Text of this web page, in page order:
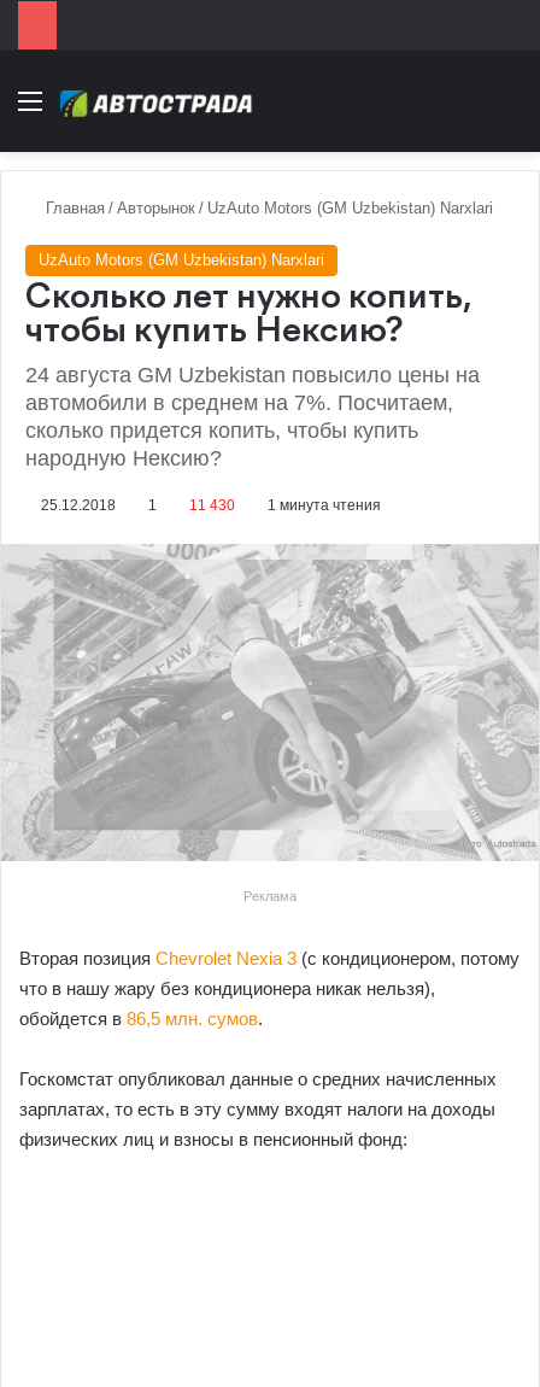
Menu
Главная / Авторынок / UzAuto Motors (GM Uzbekistan) Narxlari
UzAuto Motors (GM Uzbekistan) Narxlari
Сколько лет нужно копить,
чтобы купить Нексию?
24 августа GM Uzbekistan повысило цены на
автомобили в среднем на 7%. Посчитаем,
сколько придется копить, чтобы купить
народную Нексию?
25.12.2018 1 11 430 1 минута чтения
Реклама
Вторая позиция Chevrolet Nexia 3 (с кондиционером, потому
что в нашу жару без кондиционера никак нельзя),
обойдется в 86,5 млн. сумов.
Госкомстат опубликовал данные о средних начисленных
зарплатах, то есть в эту сумму входят налоги на доходы
физических лиц и взносы в пенсионный фонд: